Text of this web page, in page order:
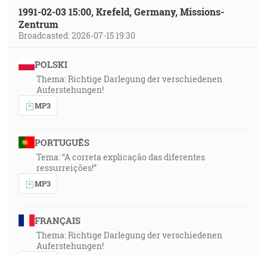
1991-02-03 15:00, Krefeld, Germany, Missions-
Zentrum
Broadcasted: 2026-07-15 19:30
POLSKI
Thema: Richtige Darlegung der verschiedenen
Auferstehungen!
MP3
PORTUGUÊS
Tema: “A correta explicação das diferentes
ressurreições!”
MP3
FRANÇAIS
Thema: Richtige Darlegung der verschiedenen
Auferstehungen!